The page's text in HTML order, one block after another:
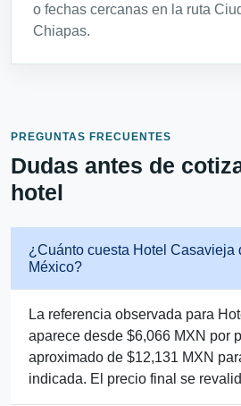
o fechas cercanas en la ruta
Chiapas.
PREGUNTAS FRECUENTES
Dudas antes de
hotel
¿Cuánto cuesta Hotel Casavieja
México?
La referencia observada para
aparece desde $6,066 MXN por
aproximado de $12,131 MXN
indicada. El precio final se